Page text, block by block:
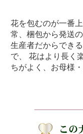
花を包むのが一番
常、梱包から発送
生産者だからでき
で、 花はより長く
ちがよく、お母様